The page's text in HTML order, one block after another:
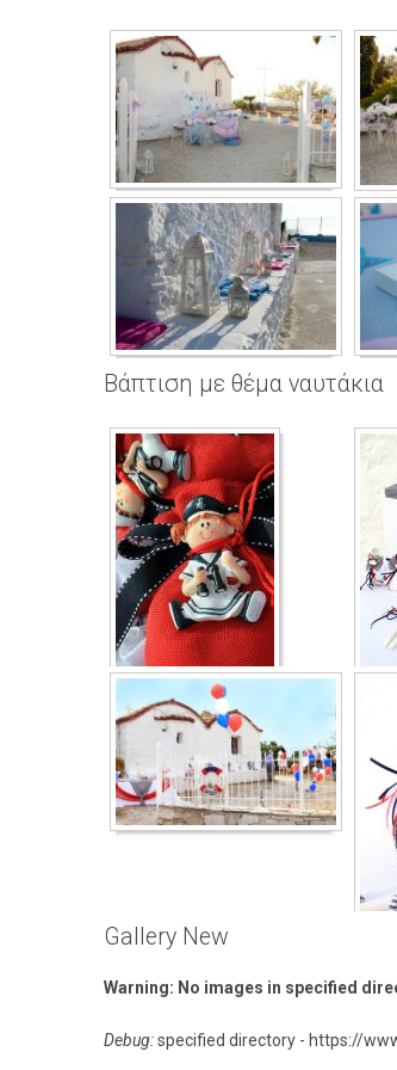
Βάπτιση με θέμα ναυτάκια
Gallery New
Warning: No images in specified
Debug:specified directory - https://